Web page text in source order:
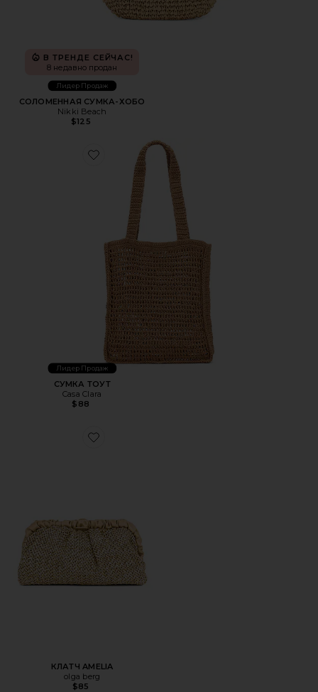
В ТРЕНДЕ СЕЙЧАС!
8 недавно продан
Лидер Продаж
СОЛОМЕННАЯ СУМКА-ХОБО
Nikki Beach
$125
Favorite СУМКА ТОУТ
Лидер Продаж
СУМКА ТОУТ
Casa Clara
$88
Favorite КЛАТЧ AMELIA
КЛАТЧ AMELIA
olga berg
$85